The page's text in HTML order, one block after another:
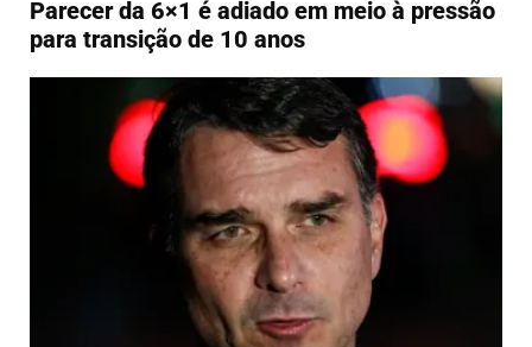
Parecer da 6×1 é adiado em meio à pressão
para transição de 10 anos